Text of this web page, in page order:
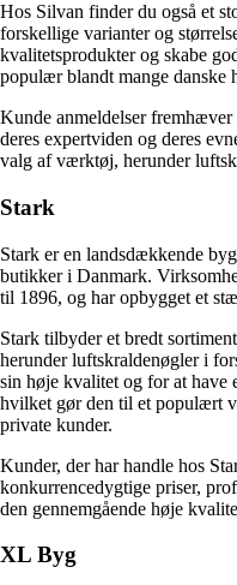
Hos Silvan finder du også et
forskellige varianter og
kvalitetsprodukter og skabe
populær blandt mange danske
Kunde anmeldelser
deres expertviden og deres
valg af værktøj, herunder
Stark
Stark er en landsdækkende
butikker i Danmark.
til 1896, og har opbygget et
Stark tilbyder et bredt
herunder luftskraldenøgler i
sin høje kvalitet og for at have
hvilket gør den til et populært
private kunder.
Kunder, der har handle hos
konkurrencedygtige priser,
den gennemgående høje
XL Byg